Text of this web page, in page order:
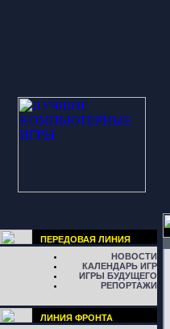
ПЕРЕДОВАЯ ЛИНИЯ
НОВОСТИ
КАЛЕНДАРЬ ИГР
ИГРЫ БУДУЩЕГО
РЕПОРТАЖИ
ЛИНИЯ ФРОНТА